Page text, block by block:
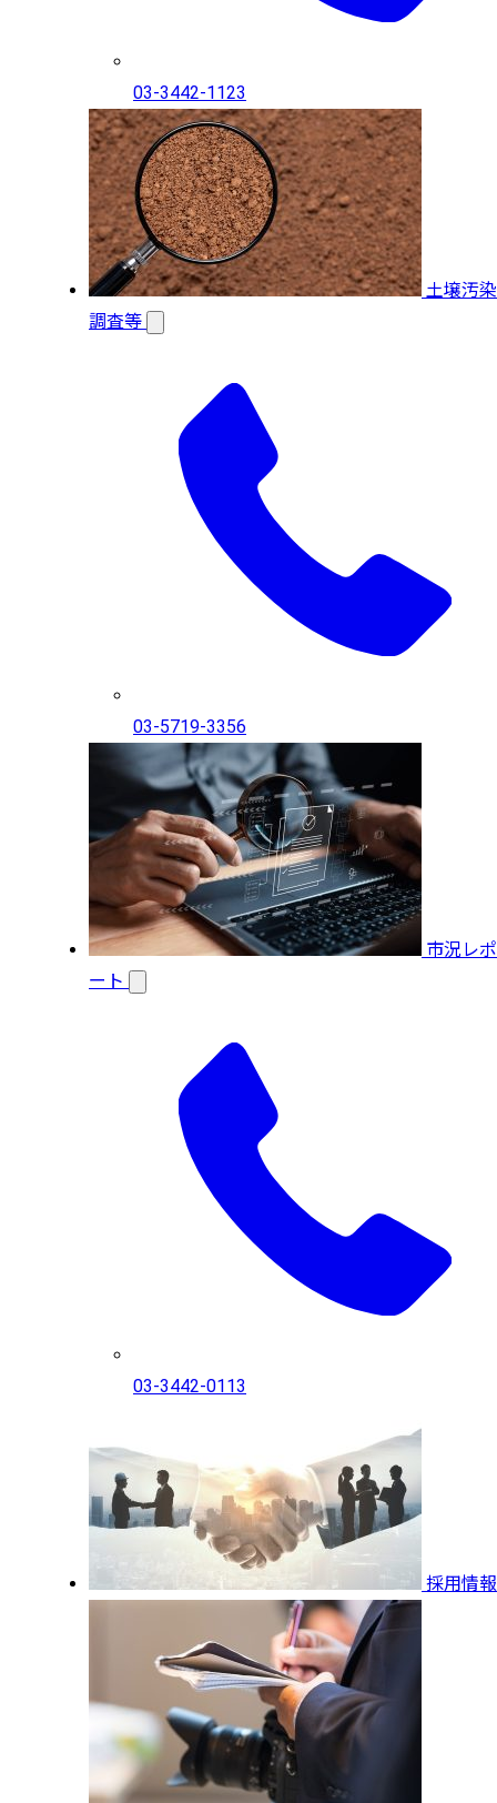
03-3442-1123
土壌汚染
調査等
03-5719-3356
市況レポ
ート
03-3442-0113
採用情報